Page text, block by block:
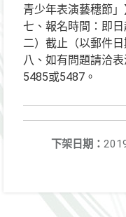
青少年表演藝穗節」
七、報名時間：即
二）截止（以郵件
八、如有問題請洽
5485或5487。
下架日期：